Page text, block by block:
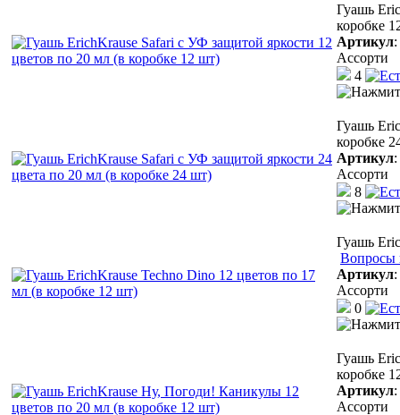
Гуашь
коробке
Артикул:
Ассорти
4
Гуашь
коробке
Артикул:
Ассорти
8
Гуашь
Вопросы
Артикул:
Ассорти
0
Гуашь
коробке
Артикул:
Ассорти